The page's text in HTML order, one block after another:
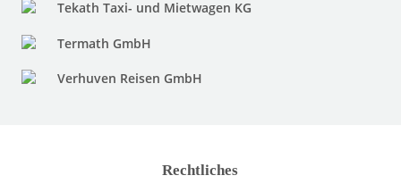
Tekath Taxi- und Mietwagen KG
Termath GmbH
Verhuven Reisen GmbH
Rechtliches